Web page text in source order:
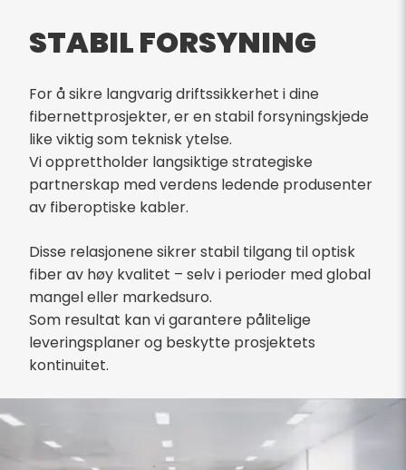
STABIL FORSYNING
For å sikre langvarig driftssikkerhet i dine
fibernettprosjekter, er en stabil forsyningskjede
like viktig som teknisk ytelse.
Vi opprettholder langsiktige strategiske
partnerskap med verdens ledende produsenter
av fiberoptiske kabler.
Disse relasjonene sikrer stabil tilgang til optisk
fiber av høy kvalitet – selv i perioder med global
mangel eller markedsuro.
Som resultat kan vi garantere pålitelige
leveringsplaner og beskytte prosjektets
kontinuitet.